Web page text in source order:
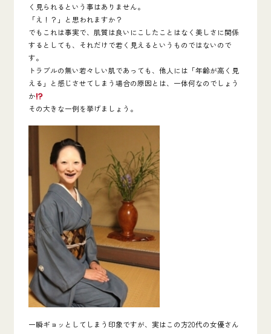
く見られるという事はありません。
「え！？」と思われますか？
でもこれは事実で、肌質は良いにこしたことはなく美しさに関係
するとしても、それだけで若く見えるというものではないので
す。
トラブルの無い若々しい肌であっても、 他人には「年齢が高く見
える」と感じさせてしまう場合の原因とは、一体何なのでしょう
か
その大きな一例を挙げましょう。
一瞬ギョッとしてしまう印象ですが、 実はこの方20代の女優さん